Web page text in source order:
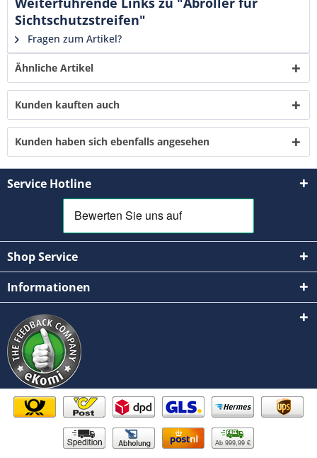
Ich habe die
verstanden und stimme zu. *
Mit * gekennzeichnete Felder sind Pflichtfelder.
Senden
Sichtschutzstreifen"
Fragen zum Artikel?
Ähnliche Artikel
Kunden kauften auch
Kunden haben sich ebenfalls angesehen
Service Hotline
Shop Service
Informationen
Ab 999,99 €